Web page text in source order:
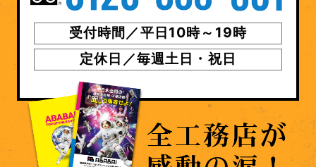
受付時間／平日10時～19時
定休日／毎週土日・祝日